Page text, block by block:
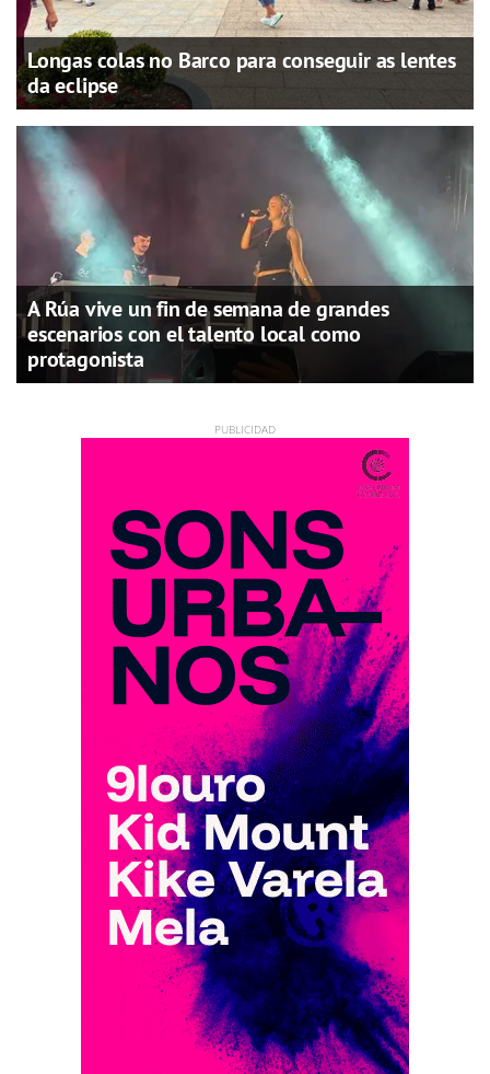
Longas colas no Barco para conseguir as lentes
da eclipse
A Rúa vive un fin de semana de grandes
escenarios con el talento local como
protagonista